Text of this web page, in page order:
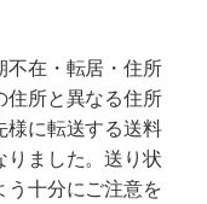
不在・転居・住所
住所と異なる住所
様に転送する送料
りました。送り状
う十分にご注意を